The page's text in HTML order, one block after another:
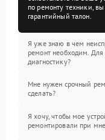
по ремонту техники,
гарантийный талон.
Я уже знаю в чем
ремонт необходим. Для
диагностику?
Мне нужен срочный
сделать?
Я хочу, чтобы мое
ремонтировали при мне.